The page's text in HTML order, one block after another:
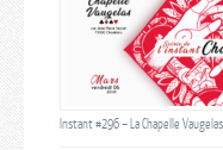
Instant #296 – La Chapelle